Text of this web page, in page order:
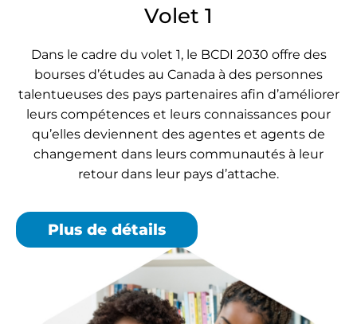
Volet 1
Dans le cadre du volet 1, le BCDI 2030 offre des
bourses d’études au Canada à des personnes
talentueuses des pays partenaires afin d’améliorer
leurs compétences et leurs connaissances pour
qu’elles deviennent des agentes et agents de
changement dans leurs communautés à leur
retour dans leur pays d’attache.
Plus de détails